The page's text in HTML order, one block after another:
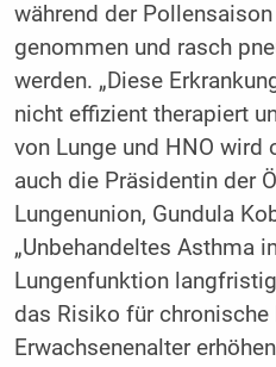
während der
genommen und rasch
werden. „Diese
nicht effizient therapiert
von Lunge und HNO wird
auch die Präsidentin der
Lungenunion, Gundula
„Unbehandeltes Asthma
Lungenfunktion
das Risiko für chronische
Erwachsenenalter